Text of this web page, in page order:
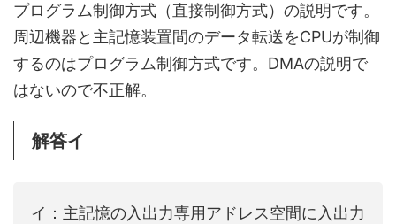
プログラム制御方式（直接制御方式）の説明です。
周辺機器と主記憶装置間のデータ転送をCPUが制御
するのはプログラム制御方式です。DMAの説明で
はないので不正解。
解答イ
イ：主記憶の入出力専用アドレス空間に入出力